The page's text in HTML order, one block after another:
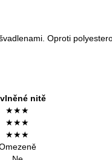
Oproti
nitě
★★★
★★★
★★★